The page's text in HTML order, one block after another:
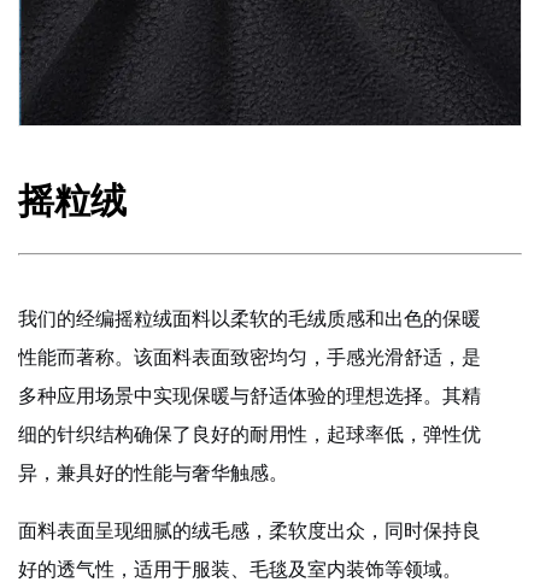
摇粒绒
我们的经编摇粒绒面料以柔软的毛绒质感和出色的保暖
性能而著称。该面料表面致密均匀，手感光滑舒适，是
多种应用场景中实现保暖与舒适体验的理想选择。其精
细的针织结构确保了良好的耐用性，起球率低，弹性优
异，兼具好的性能与奢华触感。
面料表面呈现细腻的绒毛感，柔软度出众，同时保持良
好的透气性，适用于服装、毛毯及室内装饰等领域。